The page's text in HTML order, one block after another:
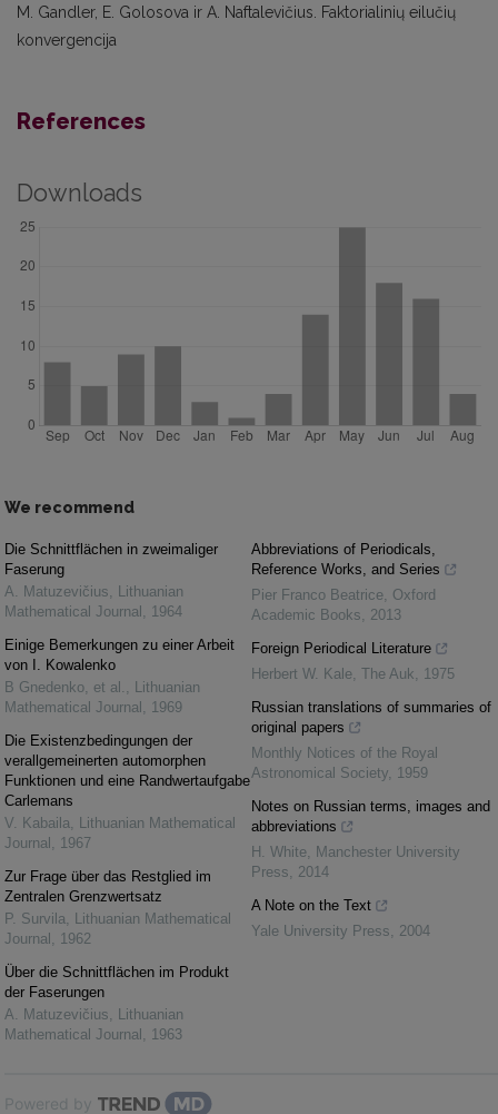
M. Gandler, E. Golosova ir A. Naftalevičius. Faktorialinių eilučių
konvergencija
References
Downloads
We recommend
Die Schnittflächen in zweimaliger
Faserung
A. Matuzevičius, Lithuanian
Mathematical Journal , 1964
Einige Bemerkungen zu einer Arbeit
von I. Kowalenko
B Gnedenko, et al. , Lithuanian
Mathematical Journal , 1969
Die Existenzbedingungen der
verallgemeinerten automorphen
Funktionen und eine Randwertaufgabe
Carlemans
V. Kabaila, Lithuanian Mathematical
Journal , 1967
Zur Frage über das Restglied im
Zentralen Grenzwertsatz
P. Survila, Lithuanian Mathematical
Journal , 1962
Über die Schnittflächen im Produkt
der Faserungen
A. Matuzevičius, Lithuanian
Mathematical Journal , 1963
Abbreviations of Periodicals,
Reference Works, and Series
Pier Franco Beatrice, Oxford
Academic Books, 2013
Foreign Periodical Literature
Herbert W. Kale, The Auk, 1975
Russian translations of summaries of
original papers
Monthly Notices of the Royal
Astronomical Society, 1959
Notes on Russian terms, images and
abbreviations
H. White, Manchester University
Press, 2014
A Note on the Text
Yale University Press, 2004
Powered by